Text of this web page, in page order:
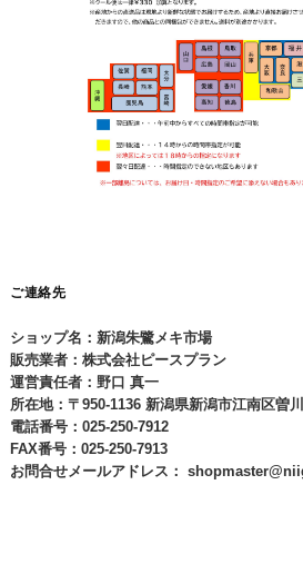
ご連絡先
ショップ名：新潟朱鷺メキ市場
販売業者：株式会社ピースプラン
運営責任者：野口 真一
所在地：〒950-1136 新潟県新潟市江南区曽
電話番号：025-250-7912
FAX番号：025-250-7913
お問合せメールアドレス：